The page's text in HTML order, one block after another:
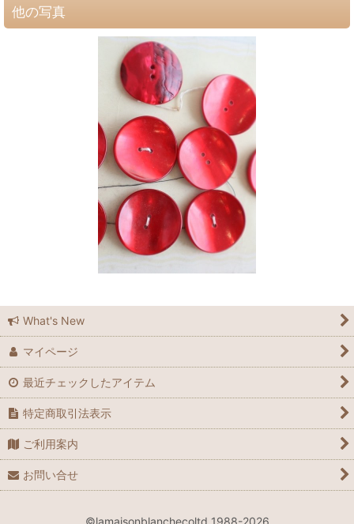
他の写真
What's New
マイページ
最近チェックしたアイテム
特定商取引法表示
ご利用案内
お問い合せ
©lamaisonblanchecoltd 1988-2026